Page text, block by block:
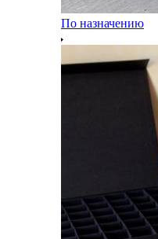
По назначению